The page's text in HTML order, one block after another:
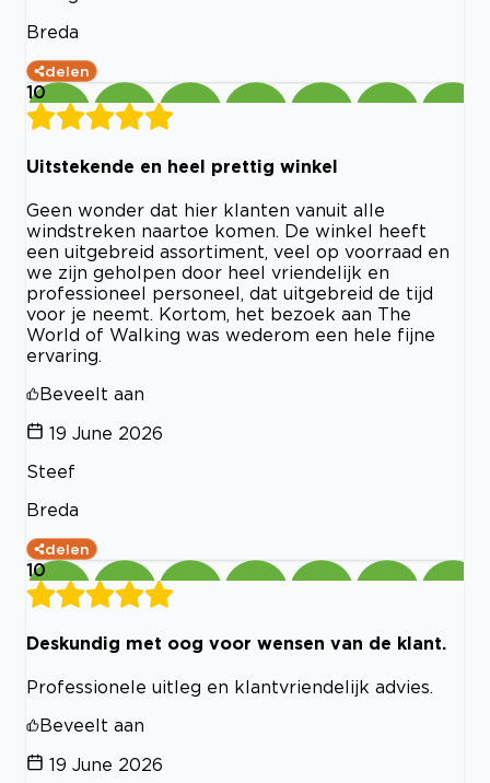
Breda
delen
10
Uitstekende en heel prettig winkel
Geen wonder dat hier klanten vanuit alle
windstreken naartoe komen. De winkel heeft
een uitgebreid assortiment, veel op voorraad en
we zijn geholpen door heel vriendelijk en
professioneel personeel, dat uitgebreid de tijd
voor je neemt. Kortom, het bezoek aan The
World of Walking was wederom een hele fijne
ervaring.
Beveelt aan
19 June 2026
Steef
Breda
delen
10
Deskundig met oog voor wensen van de klant.
Professionele uitleg en klantvriendelijk advies.
Beveelt aan
19 June 2026